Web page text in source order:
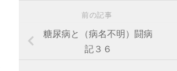
前の記事
糖尿病と（病名不明）闘病
記３６